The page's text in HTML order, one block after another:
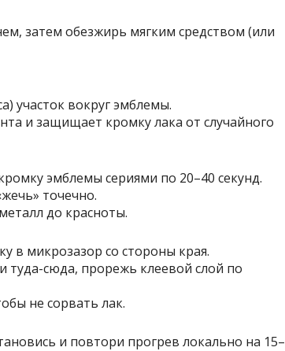
затем обезжирь мягким средством (или
участок вокруг эмблемы.
и защищает кромку лака от случайного
эмблемы сериями по 20–40 секунд.
точечно.
до красноты.
в микрозазор со стороны края.
туда-сюда, прорежь клеевой слой по
не сорвать лак.
и повтори прогрев локально на 15–